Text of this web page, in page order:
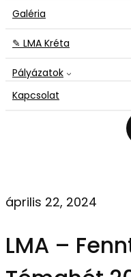
Galéria
✎ LMA Kréta
Pályázatok
Kapcsolat
április 22, 2024
LMA –